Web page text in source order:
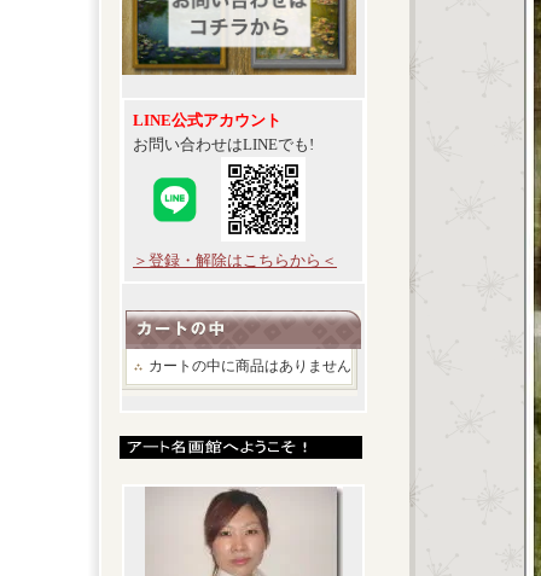
LINE公式アカウント
お問い合わせはLINEでも!
＞登録・解除はこちらから＜
カートの中に商品はありません